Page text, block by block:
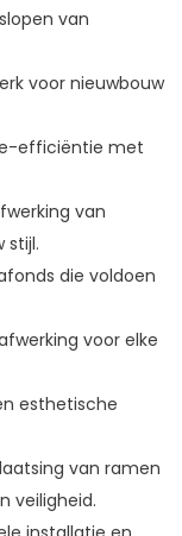
van
voor nieuwbouw
efficiëntie met
van
stijl.
die voldoen
voor elke
esthetische
van ramen
veiligheid.